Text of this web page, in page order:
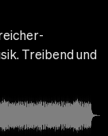
Treibend und